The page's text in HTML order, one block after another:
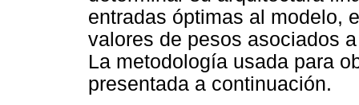
entradas óptimas al modelo,
valores de pesos asociados
La metodología usada para
presentada a continuación.